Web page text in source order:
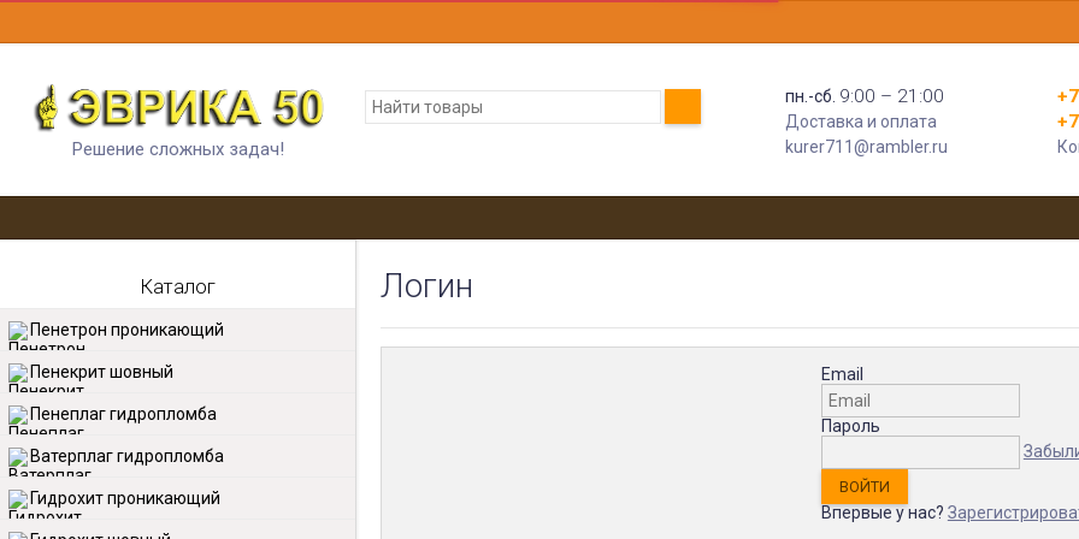
Решение сложных задач!
пн.-сб. 9:00 – 21:00
Доставка и оплата
kurer711@rambler.ru
Каталог
Пенетрон проникающий
Пенекрит шовный
Пенеплаг гидропломба
Ватерплаг гидропломба
Гидрохит проникающий
Логин
Email
Пароль
Впервые у нас?